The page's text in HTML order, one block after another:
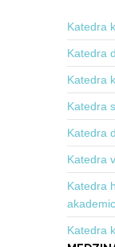
Katedra
Katedra
Katedra
Katedra
Katedra
Katedra
Katedra
Katedra